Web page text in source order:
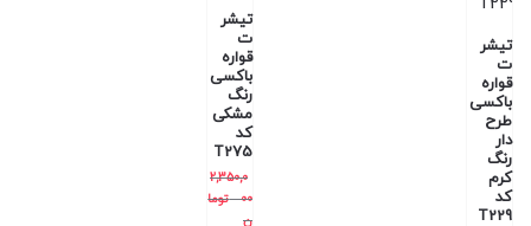
تیشر
ت
قواره
باکسی
طرح
دار
رنگ
کرم
کد
T229
تیشر
ت
قواره
باکسی
رنگ
مشکی
کد
T275
2,350,0
00
توما
ن